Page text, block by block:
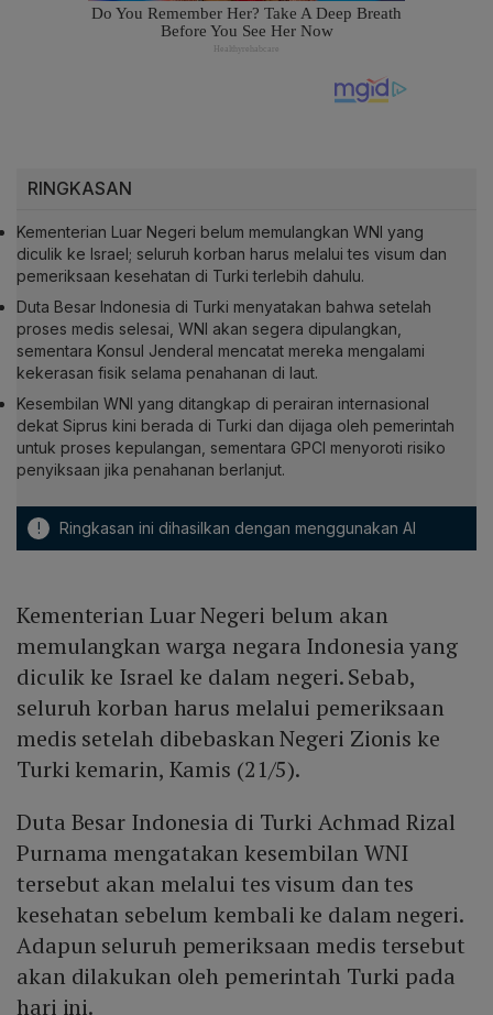
RINGKASAN
Kementerian Luar Negeri belum memulangkan WNI yang
diculik ke Israel; seluruh korban harus melalui tes visum dan
pemeriksaan kesehatan di Turki terlebih dahulu.
Duta Besar Indonesia di Turki menyatakan bahwa setelah
proses medis selesai, WNI akan segera dipulangkan,
sementara Konsul Jenderal mencatat mereka mengalami
kekerasan fisik selama penahanan di laut.
Kesembilan WNI yang ditangkap di perairan internasional
dekat Siprus kini berada di Turki dan dijaga oleh pemerintah
untuk proses kepulangan, sementara GPCI menyoroti risiko
penyiksaan jika penahanan berlanjut.
! Ringkasan ini dihasilkan dengan menggunakan AI
Kementerian Luar Negeri belum akan
memulangkan warga negara Indonesia yang
diculik ke Israel ke dalam negeri. Sebab,
seluruh korban harus melalui pemeriksaan
medis setelah dibebaskan Negeri Zionis ke
Turki kemarin, Kamis (21/5).
Duta Besar Indonesia di Turki Achmad Rizal
Purnama mengatakan kesembilan WNI
tersebut akan melalui tes visum dan tes
kesehatan sebelum kembali ke dalam negeri.
Adapun seluruh pemeriksaan medis tersebut
akan dilakukan oleh pemerintah Turki pada
hari ini.